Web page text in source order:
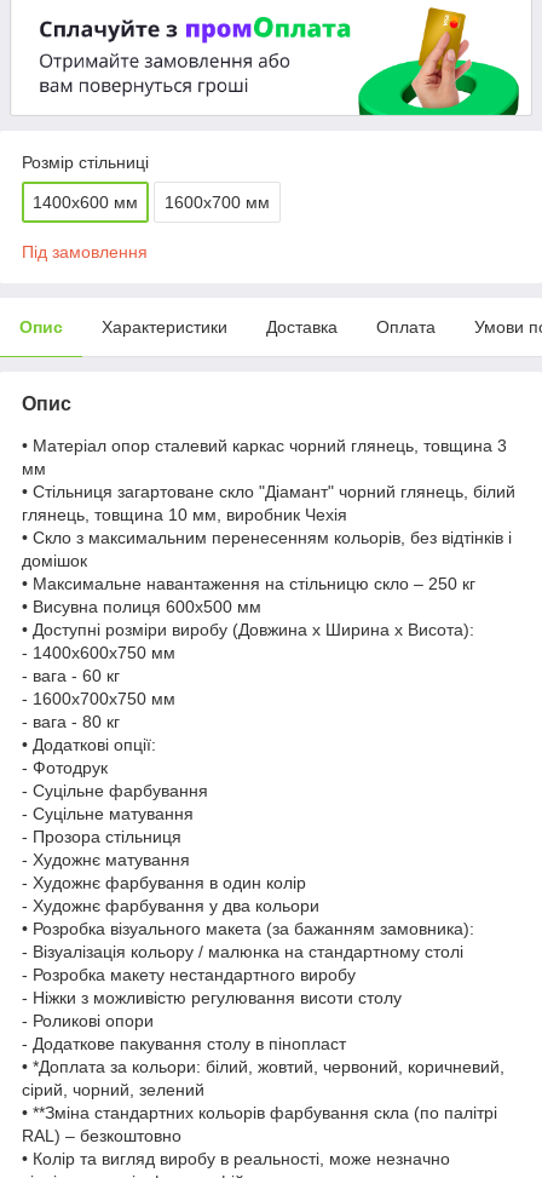
Розмір стільниці
1400х600 мм 1600х700 мм
Під замовлення
Опис Характеристики Доставка Оплата Умови
Опис
• Матеріал опор сталевий каркас чорний глянець, товщина 3
мм
• Стільниця загартоване скло "Діамант" чорний глянець, білий
глянець, товщина 10 мм, виробник Чехія
• Скло з максимальним перенесенням кольорів, без відтінків і
домішок
• Максимальне навантаження на стільницю скло – 250 кг
• Висувна полиця 600х500 мм
• Доступні розміри виробу (Довжина x Ширина x Висота):
- 1400х600х750 мм
- вага - 60 кг
- 1600х700х750 мм
- вага - 80 кг
• Додаткові опції:
- Фотодрук
- Суцільне фарбування
- Суцільне матування
- Прозора стільниця
- Художнє матування
- Художнє фарбування в один колір
- Художнє фарбування у два кольори
• Розробка візуального макета (за бажанням замовника):
- Візуалізація кольору / малюнка на стандартному столі
- Розробка макету нестандартного виробу
- Ніжки з можливістю регулювання висоти столу
- Роликові опори
- Додаткове пакування столу в пінопласт
• *Доплата за кольори: білий, жовтий, червоний, коричневий,
сірий, чорний, зелений
• **Зміна стандартних кольорів фарбування скла (по палітрі
RAL) – безкоштовно
• Колір та вигляд виробу в реальності, може незначно